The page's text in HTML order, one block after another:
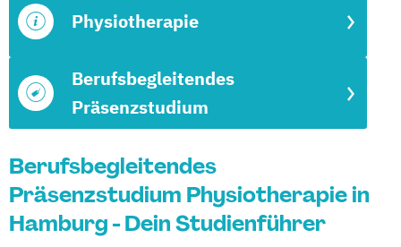
Berufsbegleitendes
Präsenzstudium
Physiotherapie
Berufsbegleitendes
Präsenzstudium Physiotherapie in
Hamburg - Dein Studienführer